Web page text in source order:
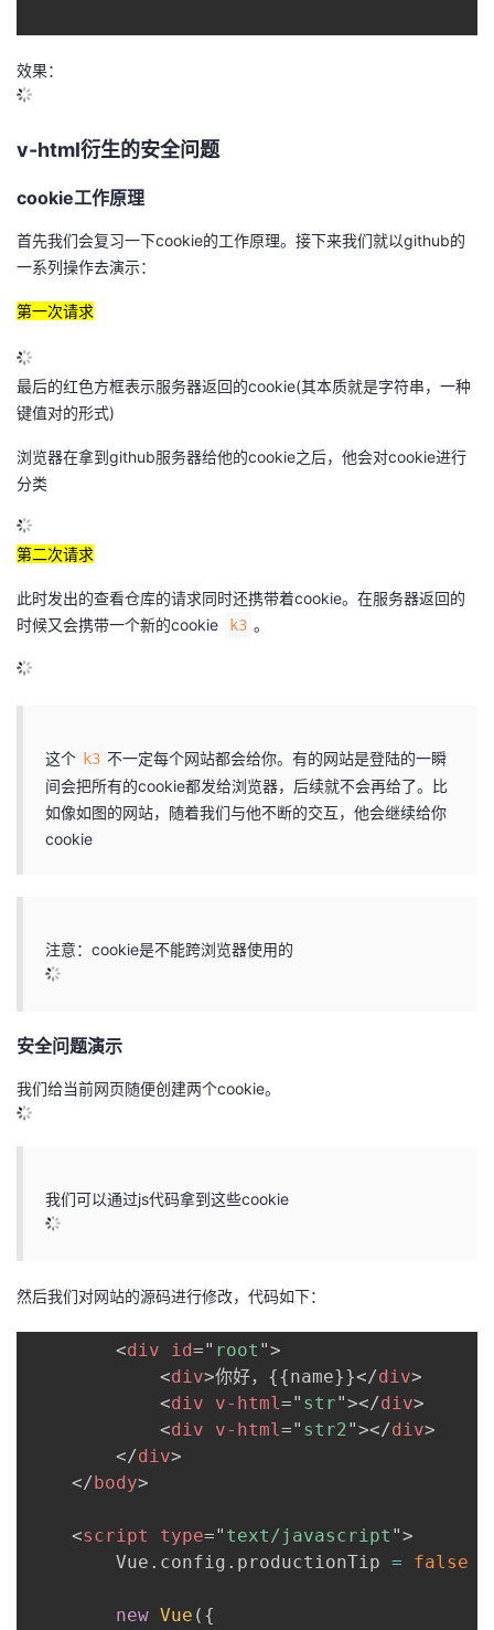
效果：
v-html衍生的安全问题
cookie工作原理
首先我们会复习一下cookie的工作原理。接下来我们就以github的
一系列操作去演示：
第一次请求
最后的红色方框表示服务器返回的cookie(其本质就是字符串，一种
键值对的形式)
浏览器在拿到github服务器给他的cookie之后，他会对cookie进行
分类
第二次请求
此时发出的查看仓库的请求同时还携带着cookie。在服务器返回的
时候又会携带一个新的cookie
k3 。
这个 k3 不一定每个网站都会给你。有的网站是登陆的一瞬
间会把所有的cookie都发给浏览器，后续就不会再给了。比
如像如图的网站，随着我们与他不断的交互，他会继续给你
cookie
注意：cookie是不能跨浏览器使用的
安全问题演示
我们给当前网页随便创建两个cookie。
我们可以通过js代码拿到这些cookie
然后我们对网站的源码进行修改，代码如下：
<div id=" root ">
<div>你好，{{name}}</div>
<div v-html=" str"></div>
<div v-html=" str2"></div>
</div>
</body>
<script type=" text/javascript ">
		Vue
. config . productionTip = false
new Vue ( {